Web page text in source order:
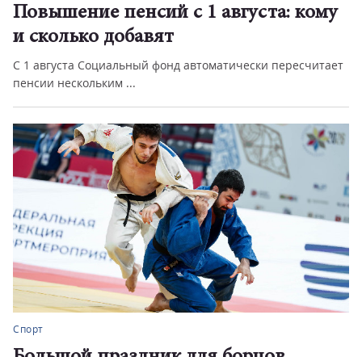
Повышение пенсий с 1 августа: кому
и сколько добавят
С 1 августа Социальный фонд автоматически пересчитает
пенсии нескольким ...
Спорт